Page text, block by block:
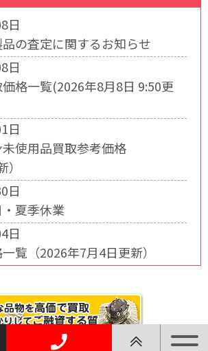
日
の査定に関するお知らせ
日
格一覧(2026年8月8日 9:50更
日
使用品買取参考価格
日
夏季休業
日
覧（2026年7月4日更新）